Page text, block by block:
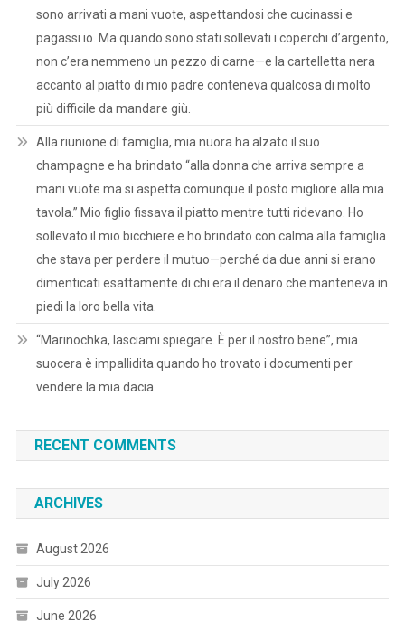
sono arrivati a mani vuote, aspettandosi che cucinassi e
pagassi io. Ma quando sono stati sollevati i coperchi d’argento,
non c’era nemmeno un pezzo di carne—e la cartelletta nera
accanto al piatto di mio padre conteneva qualcosa di molto
più difficile da mandare giù.
Alla riunione di famiglia, mia nuora ha alzato il suo
champagne e ha brindato “alla donna che arriva sempre a
mani vuote ma si aspetta comunque il posto migliore alla mia
tavola.” Mio figlio fissava il piatto mentre tutti ridevano. Ho
sollevato il mio bicchiere e ho brindato con calma alla famiglia
che stava per perdere il mutuo—perché da due anni si erano
dimenticati esattamente di chi era il denaro che manteneva in
piedi la loro bella vita.
“Marinochka, lasciami spiegare. È per il nostro bene”, mia
suocera è impallidita quando ho trovato i documenti per
vendere la mia dacia.
RECENT COMMENTS
ARCHIVES
August 2026
July 2026
June 2026